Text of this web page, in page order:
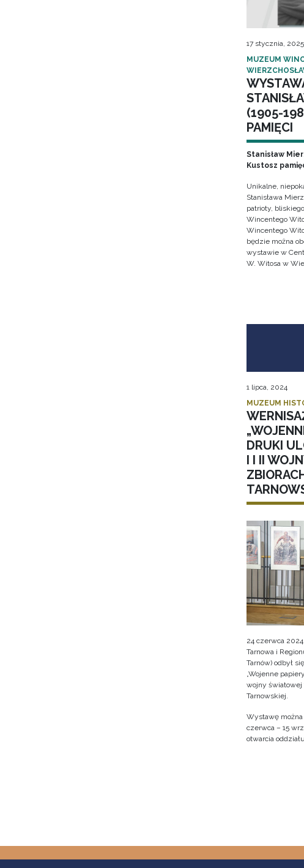
17 stycznia, 2025
MUZEUM
(1905-
PAMIĘCI
Stanisław
Kustosz
Unikalne,
Stanisława
patrioty,
Wincentego
Wincentego
będzie można
wystawie w
W. Witosa w
1 lipca, 2024
MUZEUM
DRUKI
I I II
24 czerwca
Tarnowa i
Tarnów) odbył
„Wojenne
wojny
Tarnowskiej.
Wystawę
czerwca – 15
otwarcia